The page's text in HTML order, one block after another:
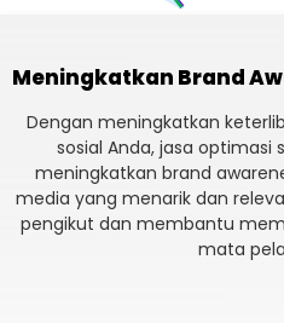
Meningkatkan Brand
Dengan meningkatkan
sosial Anda, jasa
meningkatkan brand
media yang menarik dan
pengikut dan membantu
mata